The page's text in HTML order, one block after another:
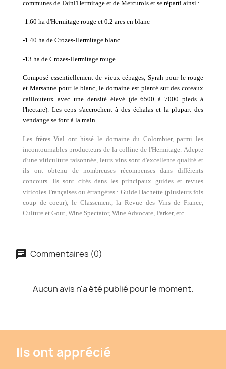
communes de Tainl'Hermitage et de Mercurols et se réparti ainsi :
-1.60 ha d'Hermitage rouge et 0.2 ares en blanc
-1.40 ha de Crozes-Hermitage blanc
-13 ha de Crozes-Hermitage rouge.
Composé essentiellement de vieux cépages, Syrah pour le rouge
et Marsanne pour le blanc, le domaine est planté sur des coteaux
caillouteux avec une densité élevé (de 6500 à 7000 pieds à
l'hectare). Les ceps s'accrochent à des échalas et la plupart des
vendange se font à la main.
Les frères Vial ont hissé le domaine du Colombier, parmi les
incontournables producteurs de la colline de l'Hermitage. Adepte
d'une viticulture raisonnée, leurs vins sont d'excellente qualité et
ils ont obtenu de nombreuses récompenses dans différents
concours. Ils sont cités dans les principaux guides et revues
viticoles Françaises ou étrangères : Guide Hachette (plusieurs fois
coup de coeur), le Classement, la Revue des Vins de France,
Culture et Gout, Wine Spectator, Wine Advocate, Parker, etc....
Commentaires (0)
Aucun avis n'a été publié pour le moment.
Ils ont apprécié